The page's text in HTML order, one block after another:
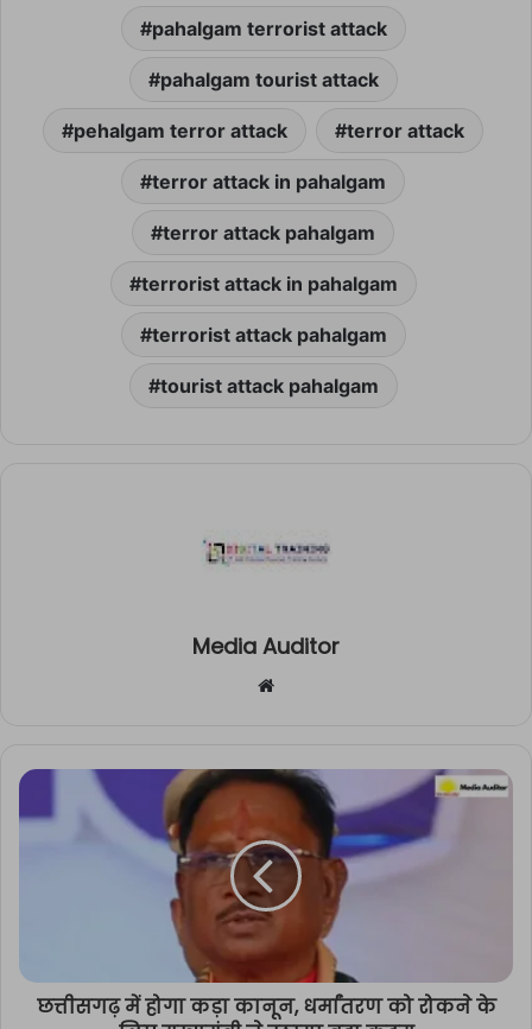
pahalgam terrorist attack
pahalgam tourist attack
pehalgam terror attack terror attack
terror attack in pahalgam
terror attack pahalgam
terrorist attack in pahalgam
terrorist attack pahalgam
tourist attack pahalgam
Media Auditor
Website
छत्तीसगढ़ में होगा कड़ा कानून, धर्मांतरण को रोकने के